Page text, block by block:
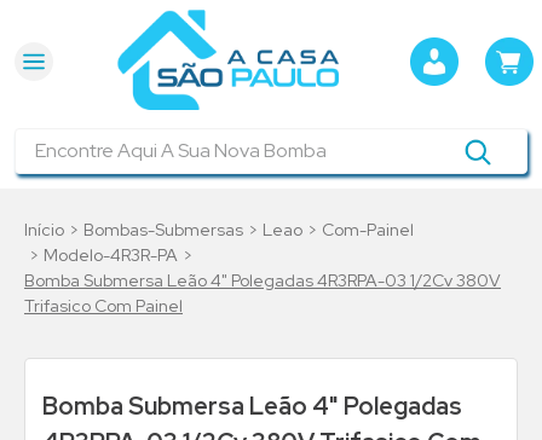
Bombas-Submersas Leao
Com-Painel
Modelo-4R3R-PA
Bomba Submersa Leão 4" Polegadas 4R3RPA-03 1/2Cv 380V
Trifasico Com Painel
Bomba Submersa Leão 4" Polegadas